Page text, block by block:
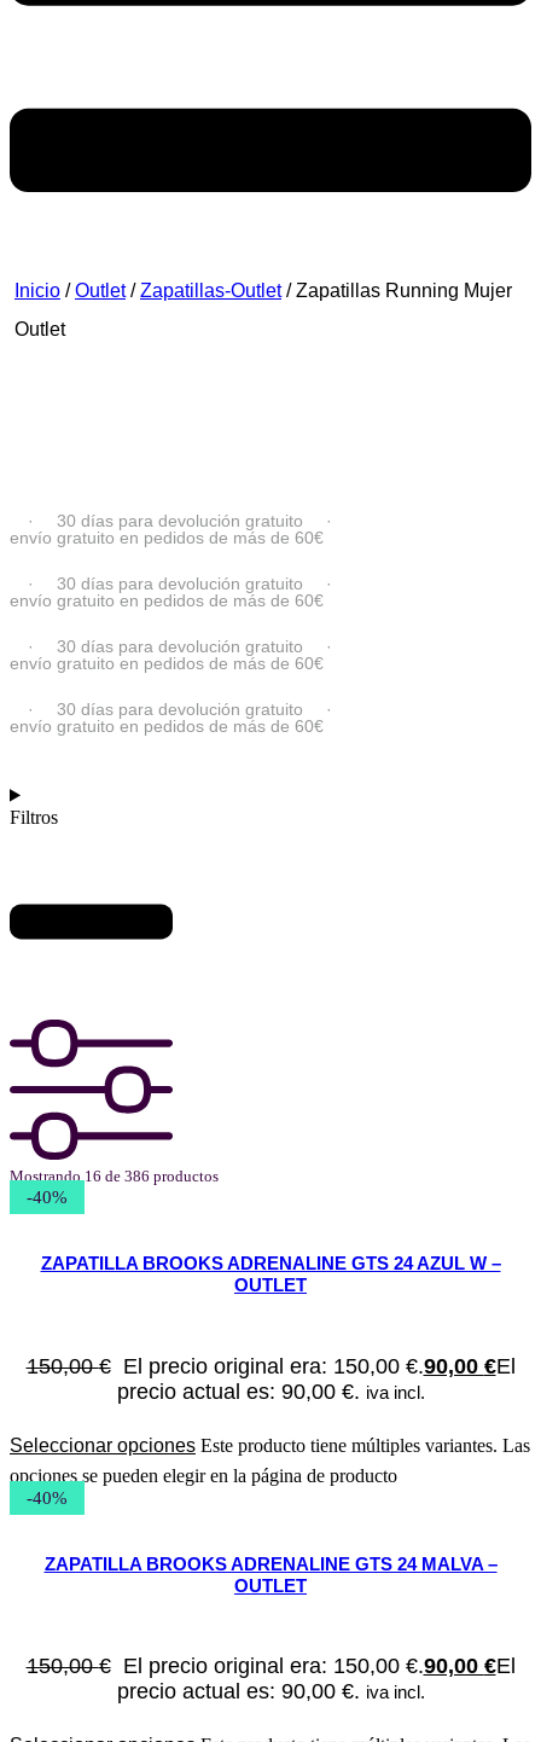
Inicio /Outlet/Zapatillas-Outlet/ Zapatillas Running Mujer
Outlet
· 30 días para devolución gratuito
·
envío gratuito en pedidos de más de 60€
· 30 días para devolución gratuito
·
envío gratuito en pedidos de más de 60€
· 30 días para devolución gratuito
·
envío gratuito en pedidos de más de 60€
· 30 días para devolución gratuito
·
envío gratuito en pedidos de más de 60€
Filtros
Mostrando 16 de 386 productos
-40%
ZAPATILLA BROOKS ADRENALINE GTS 24 AZUL W –
OUTLET
150,00€ El precio original era: 150,00 €.90,00 €El
precio actual es: 90,00 €. iva incl.
Seleccionar opciones Este producto tiene múltiples variantes. Las
opciones se pueden elegir en la página de producto
-40%
ZAPATILLA BROOKS ADRENALINE GTS 24 MALVA –
OUTLET
150,00€ El precio original era: 150,00 €.90,00 €El
precio actual es: 90,00 €. iva incl.